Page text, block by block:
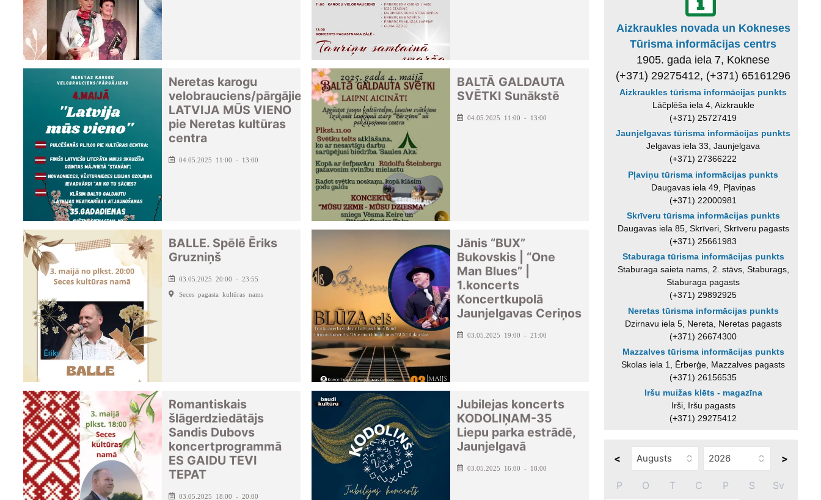
Neretas karogu
velobrauciens/pārgājiens
LATVIJA MŪS VIENO
pie Neretas kultūras
centra
04.05.2025 11:00 - 13:00
BALTĀ GALDAUTA
SVĒTKI Sunākstē
04.05.2025 11:00 - 13:00
BALLE. Spēlē Ēriks
Gruzniņš
03.05.2025 20:00 - 23:55
Seces pagasta kultūras nams
Jānis “BUX”
Bukovskis | “One
Man Blues” |
1.koncerts
Koncertkupolā
Jaunjelgavas Ceriņos
03.05.2025 19:00 - 21:00
Romantiskais
šlāgerdziedātājs
Sandis Dubovs
koncertprogrammā
ES GAIDU TEVI
TEPAT
03.05.2025 18:00 - 20:00
Jubilejas koncerts
KODOLIŅAM-35
Liepu parka estrādē,
Jaunjelgavā
03.05.2025 16:00 - 18:00
Aizkraukles novada un Kokneses
Tūrisma informācijas centrs
1905. gada iela 7, Koknese
(+371) 29275412, (+371) 65161296
Aizkraukles tūrisma informācijas punkts
Lāčplēša iela 4, Aizkraukle
(+371) 25727419
Jaunjelgavas tūrisma informācijas punkts
Jelgavas iela 33, Jaunjelgava
(+371) 27366222
Pļaviņu tūrisma informācijas punkts
Daugavas iela 49, Pļaviņas
(+371) 22000981
Skrīveru tūrisma informācijas punkts
Daugavas iela 85, Skrīveri, Skrīveru pagasts
(+371) 25661983
Staburaga tūrisma informācijas punkts
Staburaga saieta nams, 2. stāvs, Staburags,
Staburaga pagasts
(+371) 29892925
Neretas tūrisma informācijas punkts
Dzirnavu iela 5, Nereta, Neretas pagasts
(+371) 26674300
Mazzalves tūrisma informācijas punkts
Skolas iela 1, Ērberģe, Mazzalves pagasts
(+371) 26156535
Iršu muižas klēts - magazīna
Irši, Iršu pagasts
(+371) 29275412
< >
P O T C P S Sv